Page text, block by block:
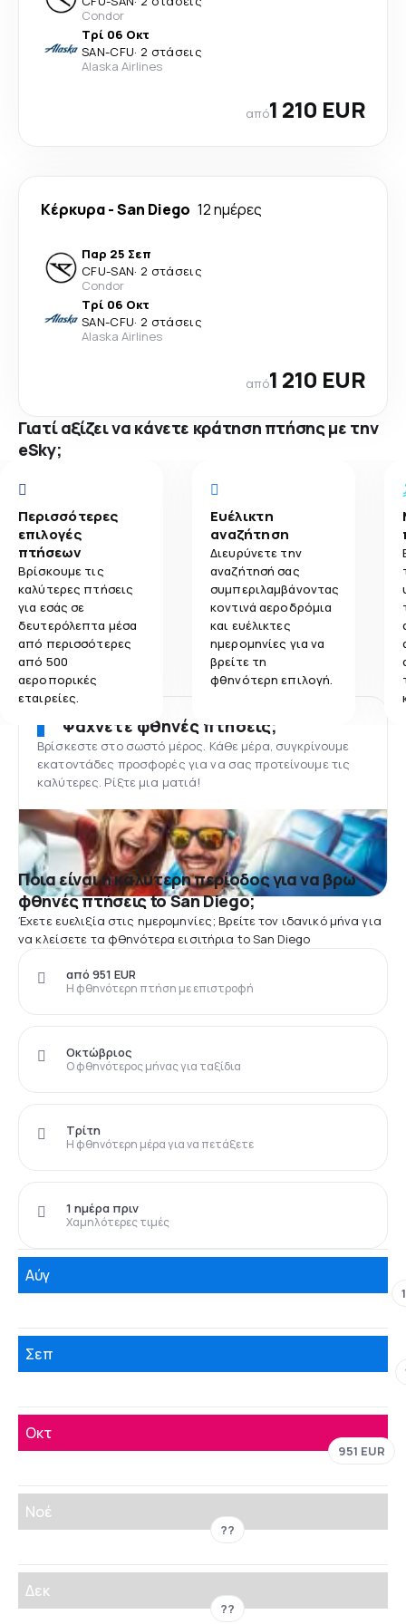
Condor
Τρί 06 Οκτ
SAN-CFU· 2 στάσεις
Alaska Airlines
από1 210 EUR
Κέρκυρα-San Diego 12 ημέρες
Παρ 25 Σεπ
CFU-SAN· 2 στάσεις
Condor
Τρί 06 Οκτ
SAN-CFU· 2 στάσεις
Alaska Airlines
από1 210 EUR
Γιατί αξίζει να κάνετε κράτηση πτήσης με την
eSky;
Περισσότερες
επιλογές
πτήσεων
Βρίσκουμε τις
καλύτερες πτήσεις
για εσάς σε
δευτερόλεπτα μέσα
από περισσότερες
από 500
αεροπορικές
εταιρείες.
Ευέλικτη
αναζήτηση
Διευρύνετε την
αναζήτησή σας
συμπεριλαμβάνοντας
κοντινά αεροδρόμια
και ευέλικτες
ημερομηνίες για να
βρείτε τη
φθηνότερη επιλογή.
Ψάχνετε φθηνές πτήσεις;
Βρίσκεστε στο σωστό μέρος. Κάθε μέρα, συγκρίνουμε
εκατοντάδες προσφορές για να σας προτείνουμε τις
καλύτερες. Ρίξτε μια ματιά!
Ποια είναι η καλύτερη περίοδος για να βρω
φθηνές πτήσεις to San Diego;
Έχετε ευελιξία στις ημερομηνίες; Βρείτε τον ιδανικό μήνα για
να κλείσετε τα φθηνότερα εισιτήρια to San Diego
Η φθηνότερη πτήση με επιστροφή
από 951 EUR
Ο φθηνότερος μήνας για ταξίδια
Οκτώβριος
Η φθηνότερη μέρα για να πετάξετε
Τρίτη
Χαμηλότερες τιμές
1 ημέρα πριν
Αύγ
Σεπ
Οκτ
951 EUR
Νοέ
??
Δεκ
??